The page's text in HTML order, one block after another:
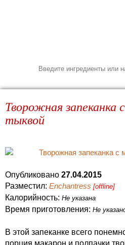
Творожная запеканка
тыквой
Опубликовано 27.04.2015
Разместил: Enchantress [offline]
Калорийность: Не указана
Время приготовления: Не
В этой запеканке всего
порция макарон и полпачки